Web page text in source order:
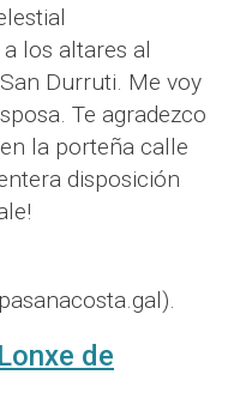
los altares al
Durruti. Me voy
Te agradezco
la porteña calle
disposición
Lonxe de